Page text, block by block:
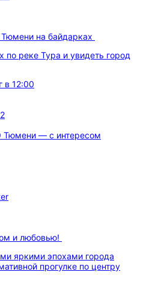
Тюмени на байдарках
по реке Тура и увидеть город
в 12:00
и любовью!
яркими эпохами города
прогулке по центру